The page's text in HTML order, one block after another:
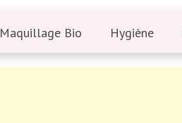
Maquillage Bio Hygiène